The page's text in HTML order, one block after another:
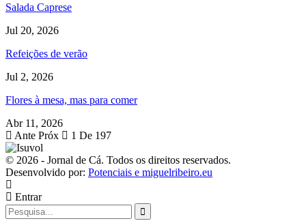
Salada Caprese
Jul 20, 2026
Refeições de verão
Jul 2, 2026
Flores à mesa, mas para comer
Abr 11, 2026
Ante Próx 1 De 197
© 2026 - Jornal de Cá. Todos os direitos reservados.
Desenvolvido por: Potenciais e miguelribeiro.eu
Entrar